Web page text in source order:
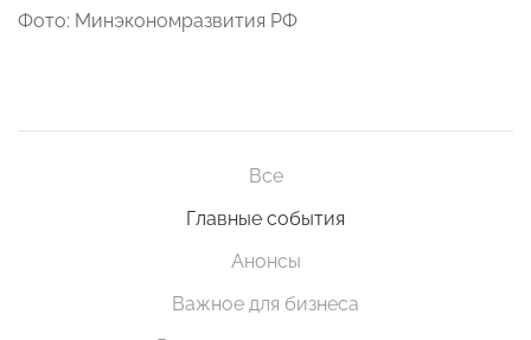
Фото: Минэкономразвития РФ
Все
Главные события
Анонсы
Важное для бизнеса